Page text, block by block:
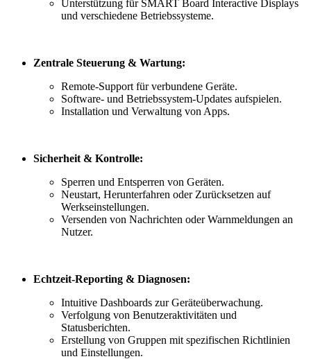
Unterstützung für SMART Board Interactive Displays
und verschiedene Betriebssysteme.
Zentrale Steuerung & Wartung:
Remote-Support für verbundene Geräte.
Software- und Betriebssystem-Updates aufspielen.
Installation und Verwaltung von Apps.
Sicherheit & Kontrolle:
Sperren und Entsperren von Geräten.
Neustart, Herunterfahren oder Zurücksetzen auf
Werkseinstellungen.
Versenden von Nachrichten oder Warnmeldungen an
Nutzer.
Echtzeit-Reporting & Diagnosen:
Intuitive Dashboards zur Geräteüberwachung.
Verfolgung von Benutzeraktivitäten und
Statusberichten.
Erstellung von Gruppen mit spezifischen Richtlinien
und Einstellungen.